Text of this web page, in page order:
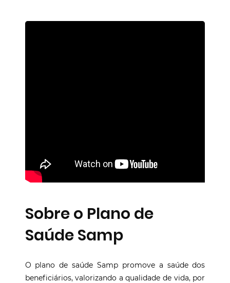
Sobre o Plano de
Saúde Samp
O plano de saúde Samp promove a saúde dos
beneficiários, valorizando a qualidade de vida, por